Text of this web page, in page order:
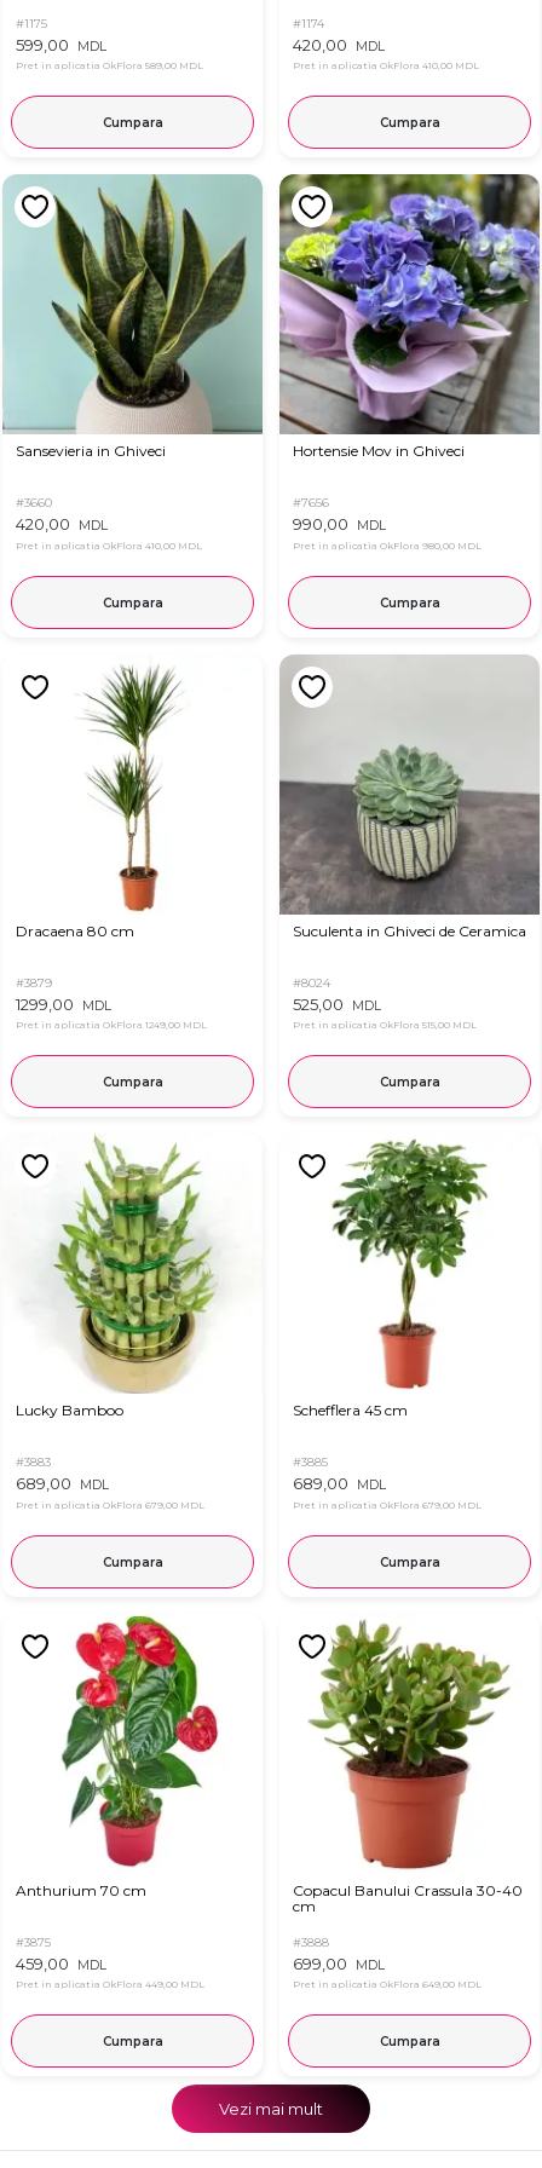
#1175
599,00 MDL
Pret in aplicatia OkFlora 589,00 MDL
Cumpara
#1174
420,00 MDL
Pret in aplicatia OkFlora 410,00 MDL
Cumpara
Sansevieria in Ghiveci
#3660
420,00 MDL
Pret in aplicatia OkFlora 410,00 MDL
Cumpara
Hortensie Mov in Ghiveci
#7656
990,00 MDL
Pret in aplicatia OkFlora 980,00 MDL
Cumpara
Dracaena 80 cm
#3879
1299,00 MDL
Pret in aplicatia OkFlora 1249,00 MDL
Cumpara
Suculenta in Ghiveci de Ceramica
#8024
525,00 MDL
Pret in aplicatia OkFlora 515,00 MDL
Cumpara
Lucky Bamboo
#3883
689,00 MDL
Pret in aplicatia OkFlora 679,00 MDL
Cumpara
Schefflera 45 cm
#3885
689,00 MDL
Pret in aplicatia OkFlora 679,00 MDL
Cumpara
Anthurium 70 cm
#3875
459,00 MDL
Pret in aplicatia OkFlora 449,00 MDL
Cumpara
Copacul Banului Crassula 30-40
cm
#3888
699,00 MDL
Pret in aplicatia OkFlora 649,00 MDL
Cumpara
Vezi mai mult